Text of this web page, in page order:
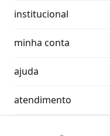
institucional
minha conta
ajuda
atendimento